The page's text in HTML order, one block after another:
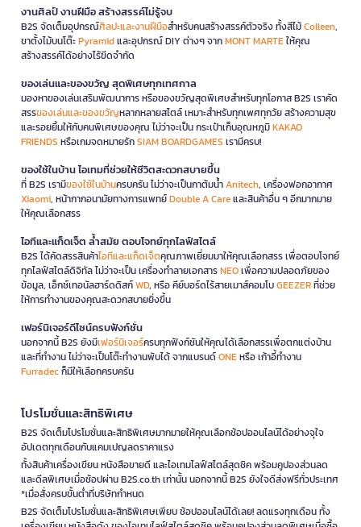
งานศิลป์ งานฝีมือ สร้างสรรค์ไม่รู้จบ
B2S จัดเต็มอุปกรณ์ศิลปะและงานฝีมือสำหรับคนสร้างสรรค์ตัวจริง ทั้งสีไม้Colleen,
ขาตั้งไม้บนโต๊ะPyramidและอุปกรณ์ DIY ต่างๆ จากMONT MARTEให้คุณ
สร้างสรรค์ได้อย่างไร้ขีดจำกัด
ของเล่นและของขวัญ สุดพิเศษทุกเทศกาล
มองหาของเล่นเสริมพัฒนาการ หรือของขวัญสุดพิเศษสำหรับทุกโอกาส B2S เราคัด
สรรของเล่นและของขวัญหลากหลายสไตล์ เหมาะสำหรับทุกเพศทุกวัย สร้างความสุข
และรอยยิ้มให้กับคนพิเศษของคุณ ไม่ว่าจะเป็น กระเป๋าเก็บอุณหภูมิKAKAO
FRIENDS หรือเกมจดหมายรักSIAM BOARDGAMES เรามีครบ!
ของใช้ในบ้าน ไอเทมที่ช่วยให้ชีวิตสะดวกสบายขึ้น
ที่ B2S เรามีของใช้ในบ้านครบครัน ไม่ว่าจะเป็นกาต้มน้ำAnitech, เครื่องฟอกอากาศ
Xiaomi, หน้ากากอนามัยทางการแพทย์Double A Careและสินค้าอื่น ๆ อีกมากมาย
ให้คุณเลือกสรร
ไอทีและแก็ดเจ็ต ล้ำสมัย ตอบโจทย์ทุกไลฟ์สไตล์
B2S ได้คัดสรรสินค้าไอทีและแก็ดเจ็ตคุณภาพเยี่ยมมาให้คุณเลือกสรร เพื่อตอบโจทย์
ทุกไลฟ์สไตล์ดิจิทัล ไม่ว่าจะเป็น เครื่องทำลายเอกสารNEOเพื่อความปลอดภัยของ
ข้อมูล, เอ็กซ์เทอนัลฮาร์ดดิสก์WD, หรือ คีย์บอร์ดไร้สายเมาส์คอมโบGEEZERที่ช่วย
ให้การทำงานของคุณสะดวกสบายยิ่งขึ้น
เฟอร์นิเจอร์ดีไซน์ครบฟังก์ชั่น
นอกจากนี้ B2S ยังมีเฟอร์นิเจอร์ครบทุกฟังก์ชันให้คุณได้เลือกสรรเพื่อตกแต่งบ้าน
และที่ทำงาน ไม่ว่าจะเป็นโต๊ะทำงานพับได้ จากแบรนด์ONEหรือ เก้าอี้ทำงาน
Furradecก็มีให้เลือกครบครัน
โปรโมชั่นและสิทธิพิเศษ
B2S จัดเต็มโปรโมชั่นและสิทธิพิเศษมากมายให้คุณเลือกช้อปออนไลน์ได้อย่างจุใจ
อัปเดตทุกเดือนกับแคมเปญลดราคาแรง
ทั้งสินค้าเครื่องเขียน หนังสือขายดี และไอเทมไลฟ์สไตล์สุดชิค พร้อมคูปองส่วนลด
และดีลพิเศษเมื่อช้อปผ่าน B2S.co.th เท่านั้น นอกจากนี้ B2S ยังใจดีส่งฟรีทั่วประเทศ
*เมื่อสั่งครบขั้นต่ำที่บริษัทกำหนด
B2S จัดเต็มโปรโมชั่นและสิทธิพิเศษเพียบ ช้อปออนไลน์ได้เลย! ลดแรงทุกเดือน ทั้ง